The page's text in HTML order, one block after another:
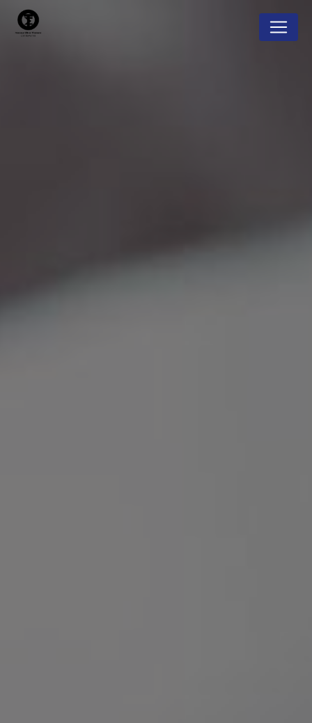
Panneau de gestion des cookies